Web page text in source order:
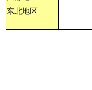
东北地区